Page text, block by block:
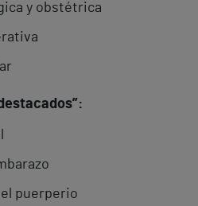
y obstétrica
puerperio